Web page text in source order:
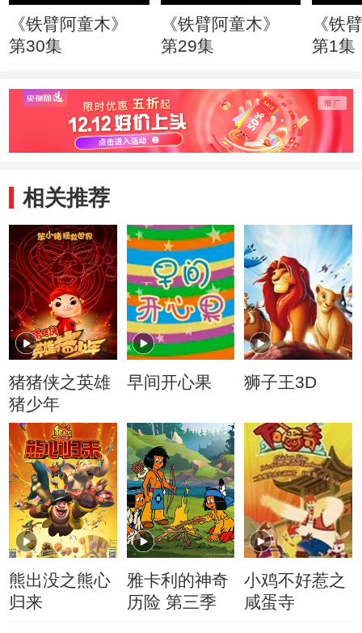
《铁臂阿童木》
第30集
《铁臂阿童木》
第29集
《铁
第1集
相关推荐
猪猪侠之英雄
猪少年
早间开心果 狮子王3D
熊出没之熊心
归来
雅卡利的神奇
历险 第三季
小鸡不好惹之
咸蛋寺